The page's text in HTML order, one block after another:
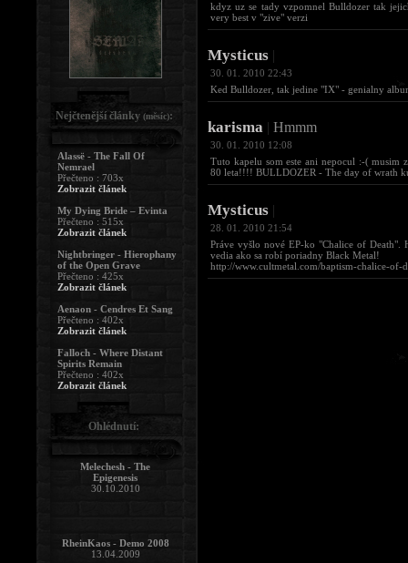
kdyz uz se tady vzpomnel Bulldozer tak
very best v "zive" verzi
Mysticus |
30. 01. 2010 22:43
Ked Bulldozer, tak jedine "IX" - genialny
karisma | Hmmm
30. 01. 2010 12:08
Tuto kapelu som este ani nepocul :-( musim
80 leta!!!! BULLDOZER - The day of wrath
Mysticus |
28. 01. 2010 21:54
Práve vyšlo nové EP-ko "Chalice of Death".
vedia ako sa robí poriadny Black Metal!
http://www.cultmetal.com/baptism-chalice-of-
Nejčtenější články (měsíc):
Alassë - The Fall Of
Nemrael
Přečteno : 703x
Zobrazit článek
My Dying Bride – Evinta
Přečteno : 515x
Zobrazit článek
Nightbringer - Hierophany
of the Open Grave
Přečteno : 425x
Zobrazit článek
Aenaon - Cendres Et Sang
Přečteno : 402x
Zobrazit článek
Falloch - Where Distant
Spirits Remain
Přečteno : 402x
Zobrazit článek
Ohlédnutí:
Melechesh - The
Epigenesis
30.10.2010
RheinKaos - Demo 2008
13.04.2009